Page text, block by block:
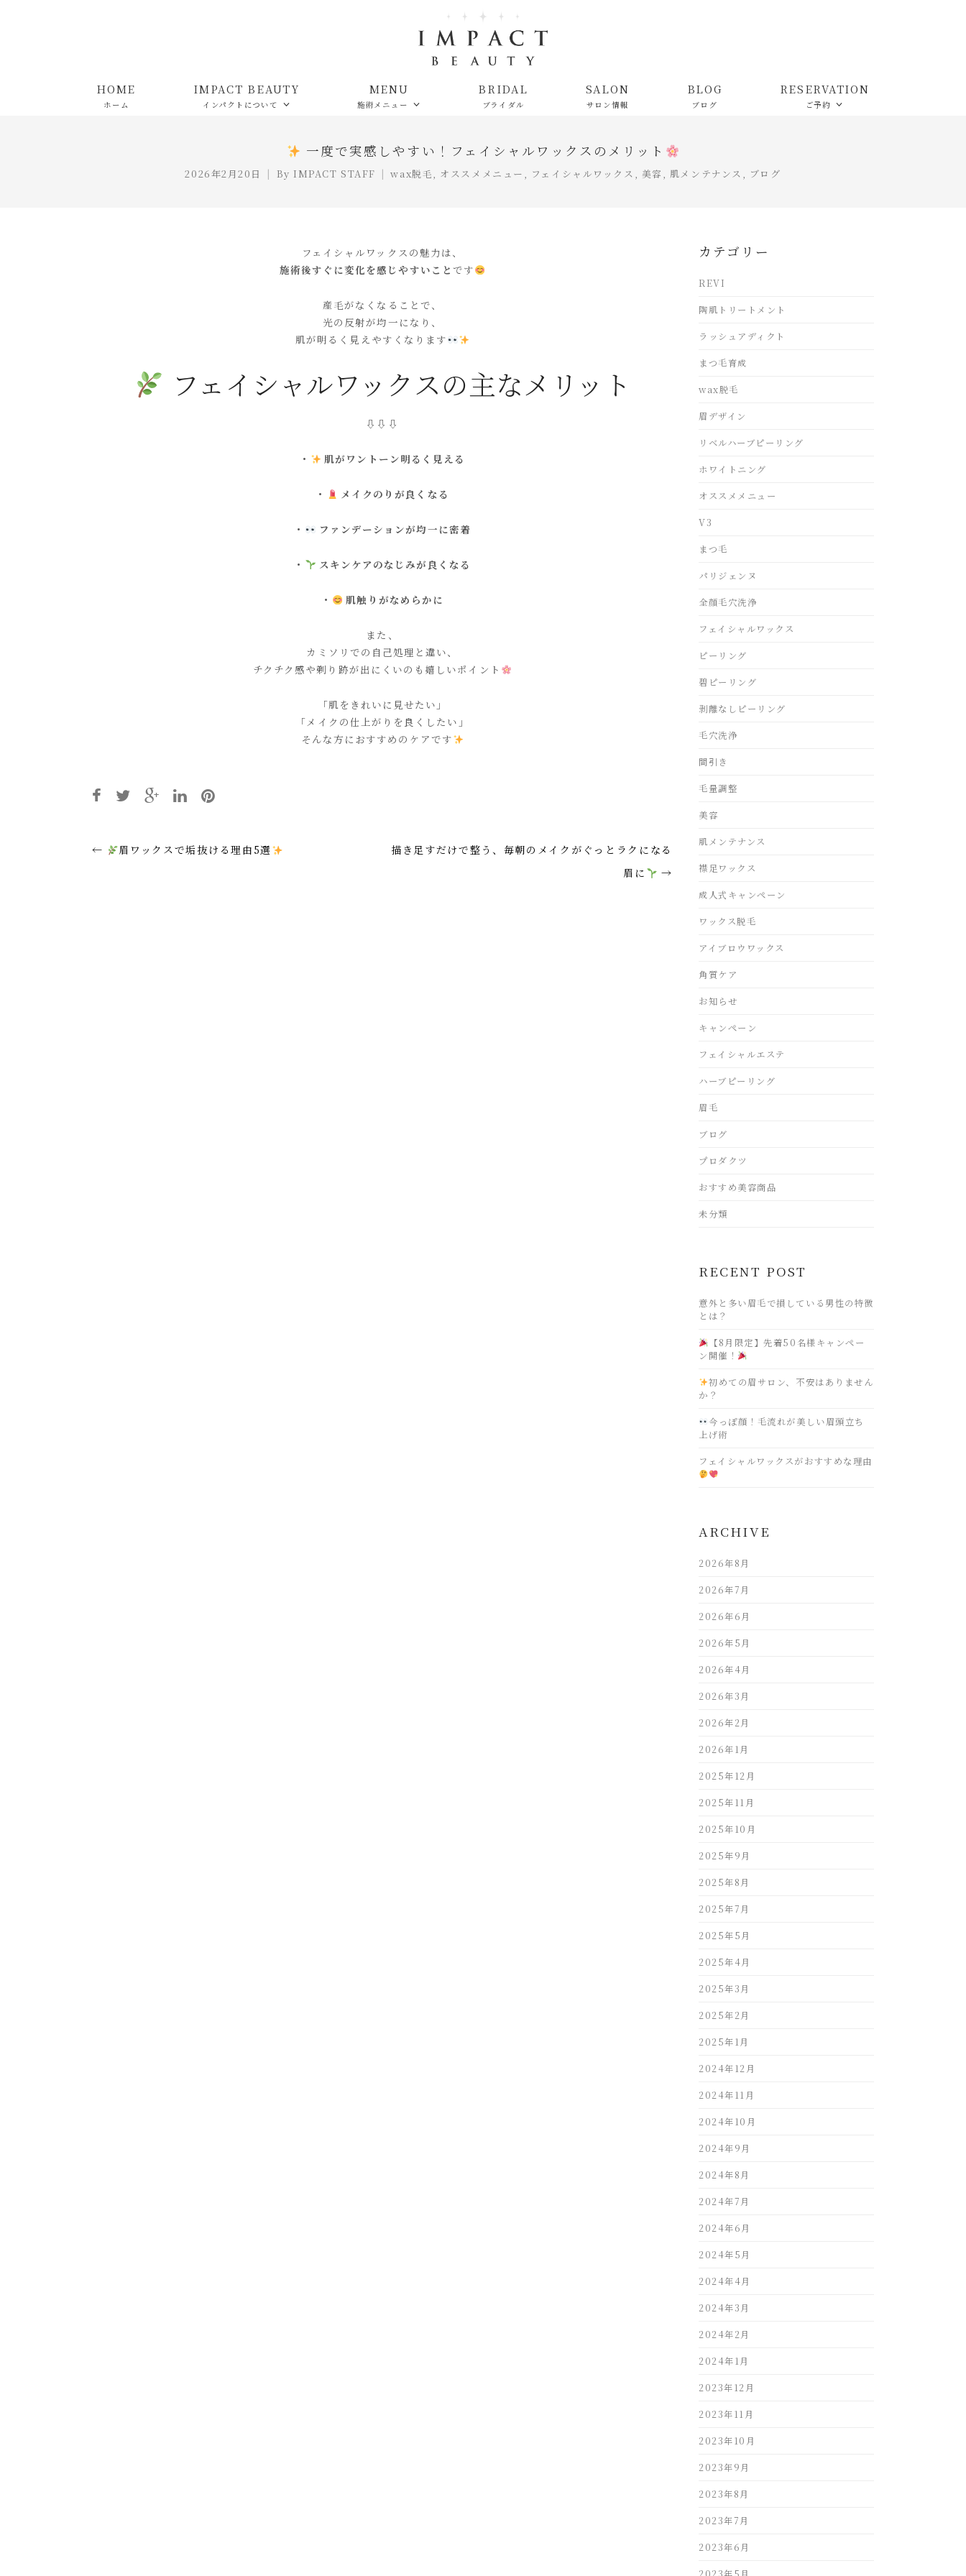
HOME
ホーム
IMPACT BEAUTY
インパクトについて
MENU
施術メニュー
BRIDAL
ブライダル
SALON
サロン情報
BLOG
ブログ
RESERVATION
ご予約
一度で実感しやすい！フェイシャルワックスのメリット
2026年2月20日 ByIMPACT STAFF wax脱毛 オススメメニュー フェイシャルワックス 美容 肌メンテナンス ブログ
フェイシャルワックスの魅力は、
施術後すぐに変化を感じやすいこと です
産毛がなくなることで、
光の反射が均一になり、
肌が明るく見えやすくなります
フェイシャルワックスの主なメリット
⇩⇩⇩
・ 肌がワントーン明るく見える
・ メイクのりが良くなる
・ ファンデーションが均一に密着
・ スキンケアのなじみが良くなる
・ 肌触りがなめらかに
また、
カミソリでの自己処理と違い、
チクチク感や剃り跡が出にくいのも嬉しいポイント
「肌をきれいに見せたい」
「メイクの仕上がりを良くしたい」
そんな方におすすめのケアです
Post
← 眉ワックスで垢抜ける理由5選
描き足すだけで整う、毎朝のメイクがぐっとラクになる
眉に
→
カテゴリー
REVI
陶肌トリートメント
ラッシュアディクト
まつ毛育成
wax脱毛
眉デザイン
リベルハーブピーリング
ホワイトニング
オススメメニュー
V3
まつ毛
パリジェンヌ
全顔毛穴洗浄
フェイシャルワックス
ピーリング
碧ピーリング
剥離なしピーリング
毛穴洗浄
間引き
毛量調整
美容
肌メンテナンス
襟足ワックス
成人式キャンペーン
ワックス脱毛
アイブロウワックス
角質ケア
お知らせ
キャンペーン
フェイシャルエステ
ハーブピーリング
眉毛
ブログ
プロダクツ
おすすめ美容商品
未分類
RECENT POST
意外と多い眉毛で損している男性の特徴
とは？
【8月限定】先着50名様キャンペー
ン開催！
初めての眉サロン、不安はありません
か？
今っぽ顔！毛流れが美しい眉頭立ち
上げ術
フェイシャルワックスがおすすめな理由
ARCHIVE
2026年8月
2026年7月
2026年6月
2026年5月
2026年4月
2026年3月
2026年2月
2026年1月
2025年12月
2025年11月
2025年10月
2025年9月
2025年8月
2025年7月
2025年5月
2025年4月
2025年3月
2025年2月
2025年1月
2024年12月
2024年11月
2024年10月
2024年9月
2024年8月
2024年7月
2024年6月
2024年5月
2024年4月
2024年3月
2024年2月
2024年1月
2023年12月
2023年11月
2023年10月
2023年9月
2023年8月
2023年7月
2023年6月